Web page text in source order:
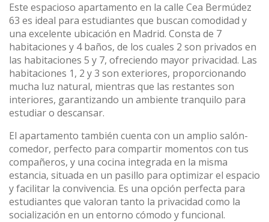
Este espacioso apartamento en la calle Cea Bermúdez
63 es ideal para estudiantes que buscan comodidad y
una excelente ubicación en Madrid. Consta de 7
habitaciones y 4 baños, de los cuales 2 son privados en
las habitaciones 5 y 7, ofreciendo mayor privacidad. Las
habitaciones 1, 2 y 3 son exteriores, proporcionando
mucha luz natural, mientras que las restantes son
interiores, garantizando un ambiente tranquilo para
estudiar o descansar.
El apartamento también cuenta con un amplio salón-
comedor, perfecto para compartir momentos con tus
compañeros, y una cocina integrada en la misma
estancia, situada en un pasillo para optimizar el espacio
y facilitar la convivencia. Es una opción perfecta para
estudiantes que valoran tanto la privacidad como la
socialización en un entorno cómodo y funcional.